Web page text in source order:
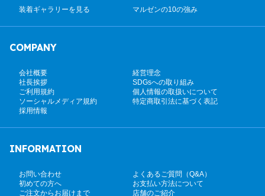
装着ギャラリーを見る マルゼンの10の強み
COMPANY
会社概要
経営理念
社長挨拶
SDGsへの取り組み
ご利用規約
個人情報の取扱いについて
ソーシャルメディア規約
特定商取引法に基づく表記
採用情報
INFORMATION
お問い合わせ
よくあるご質問（Q&A）
初めての方へ
お支払い方法について
ご注文からお届けまで
店舗のご紹介